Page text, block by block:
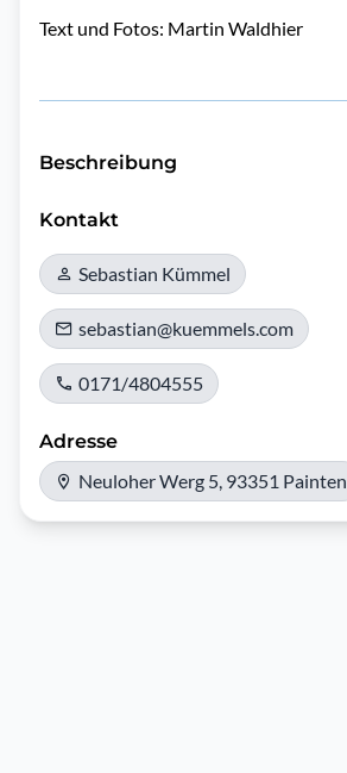
Text und Fotos: Martin Waldhier
Beschreibung
Kontakt
Sebastian Kümmel
sebastian@kuemmels.com
0171/4804555
Adresse
Neuloher Werg 5, 93351 Painten